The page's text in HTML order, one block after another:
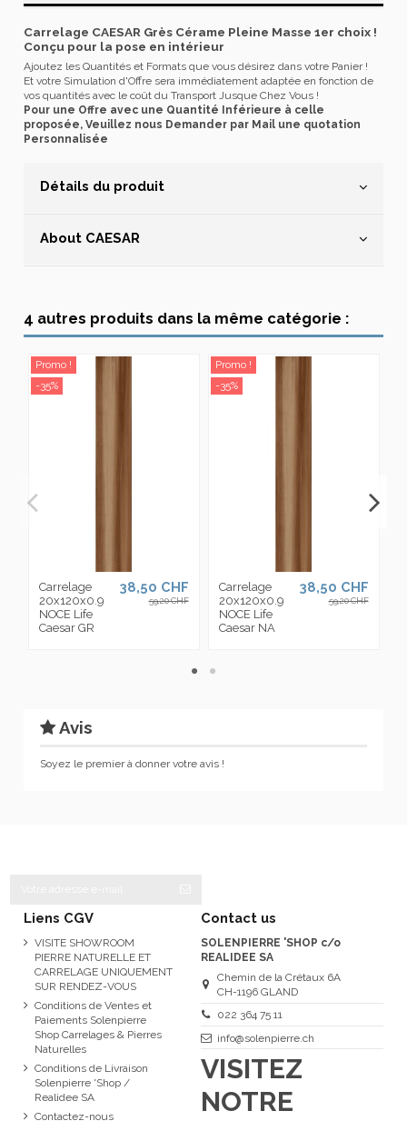
Carrelage CAESAR Grès Cérame Pleine Masse 1er choix !
Conçu pour la pose en intérieur
Ajoutez les Quantités et Formats que vous désirez dans votre Panier !
Et votre Simulation d'Offre sera immédiatement adaptée en fonction de
vos quantités avec le coût du Transport Jusque Chez Vous !
Pour une Offre avec une Quantité Inférieure à celle
proposée, Veuillez nous Demander par Mail une quotation
Personnalisée
Détails du produit
About CAESAR
4 autres produits dans la même catégorie :
Promo !
-35%
Carrelage
20x120x0.9
NOCE Life
Caesar GR
38,50 CHF
59,20 CHF
Promo !
-35%
Carrelage
20x120x0.9
NOCE Life
Caesar NA
38,50 CHF
59,20 CHF
Avis
Soyez le premier à donner votre avis !
Liens CGV
VISITE SHOWROOM
PIERRE NATURELLE ET
CARRELAGE UNIQUEMENT
SUR RENDEZ-VOUS
Conditions de Ventes et
Paiements Solenpierre
Shop Carrelages & Pierres
Naturelles
Conditions de Livraison
Solenpierre 'Shop /
Realidee SA
Contactez-nous
Contact us
SOLENPIERRE 'SHOP c/o
REALIDEE SA
Chemin de la Crétaux 6A
CH-1196 GLAND
022 364 75 11
info@solenpierre.ch
VISITEZ
NOTRE